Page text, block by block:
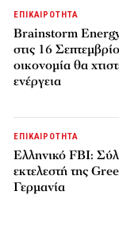
ΕΠΙΚΑΙΡΟΤΗΤΑ
Brainstorm
στις 16
οικονομία θα
ενέργεια
ΕΠΙΚΑΙΡΟΤΗΤΑ
Ελληνικό FBI:
εκτελεστή της
Γερμανία